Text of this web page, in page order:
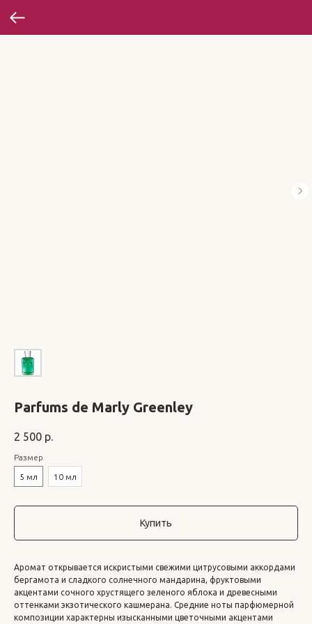
Parfums de Marly Greenley
2 500 р.
Размер
5 мл 10 мл
Купить
Аромат открывается искристыми свежими цитрусовыми аккордами
бергамота и сладкого солнечного мандарина, фруктовыми
акцентами сочного хрустящего зеленого яблока и древесными
оттенками экзотического кашмерана. Средние ноты парфюмерной
композиции характерны изысканными цветочными акцентами